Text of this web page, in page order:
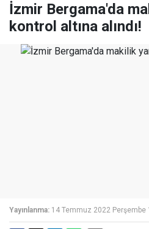
İzmir Bergama'da
kontrol altına alındı!
Yayınlanma: 14 Temmuz 2022 Perşembe